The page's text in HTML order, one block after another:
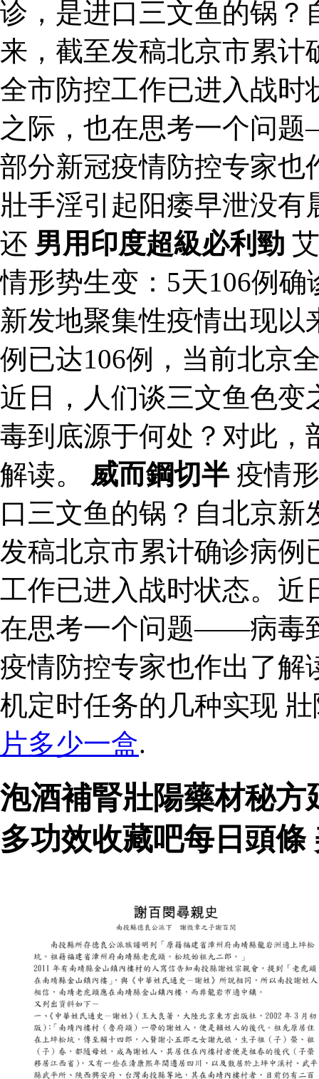
诊，是进口三文鱼的锅？
来，截至发稿北京市累计
全市防控工作已进入战时
之际，也在思考一个问
部分新冠疫情防控专家
壯手淫引起阳痿早泄没
还 男用印度超級必利勁
情形势生变：5天106例
新发地聚集性疫情出现
例已达106例，当前北京
近日，人们谈三文鱼色
毒到底源于何处？对此，
解读。 威而鋼切半 疫情
口三文鱼的锅？自北京
发稿北京市累计确诊病例
工作已进入战时状态。近
在思考一个问题——病毒
疫情防控专家也作出了解
机定时任务的几种实现
片多少一盒.
泡酒補腎壯陽藥材秘
多功效收藏吧每日頭條